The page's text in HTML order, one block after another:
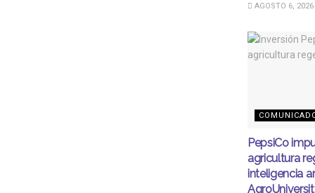
AGOSTO 6, 2026
PepsiCo
agricultura
inteligencia